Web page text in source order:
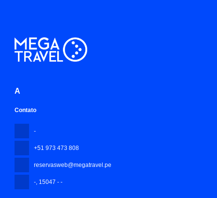
A
Contato
-
+51 973 473 808
reservasweb@megatravel.pe
- , 15047 - -